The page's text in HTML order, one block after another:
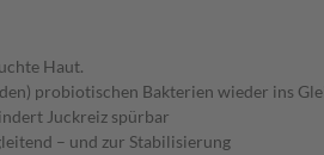
Haut.
probiotischen Bakterien wieder ins
Juckreiz spürbar
– und zur Stabilisierung